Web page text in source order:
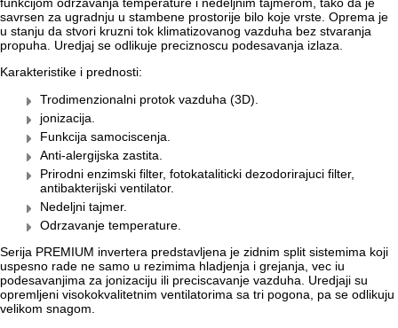
savrsen za ugradnju u stambene prostorije bilo koje vrste. Oprema je
u stanju da stvori kruzni tok klimatizovanog vazduha bez stvaranja
propuha. Uredjaj se odlikuje preciznoscu podesavanja izlaza.
Karakteristike i prednosti:
Trodimenzionalni protok vazduha (3D).
jonizacija.
Funkcija samociscenja.
Anti-alergijska zastita.
Prirodni enzimski filter, fotokataliticki dezodorirajuci filter,
antibakterijski ventilator.
Nedeljni tajmer.
Odrzavanje temperature.
Serija PREMIUM invertera predstavljena je zidnim split sistemima koji
uspesno rade ne samo u rezimima hladjenja i grejanja, vec iu
podesavanjima za jonizaciju ili preciscavanje vazduha. Uredjaji su
opremljeni visokokvalitetnim ventilatorima sa tri pogona, pa se odlikuju
velikom snagom.